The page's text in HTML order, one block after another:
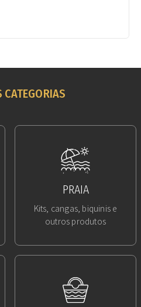
CATEGORIAS
PRAIA
Kits, cangas, biquinis e
outros produtos